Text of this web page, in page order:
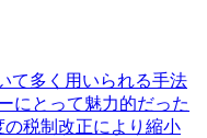
て多く用いられる手法
にとって魅力的だった
の税制改正により縮小